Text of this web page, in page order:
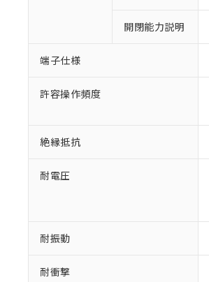
開閉能力説明
端子仕様
許容操作頻度
絶縁抵抗
耐電圧
耐振動
耐衝撃